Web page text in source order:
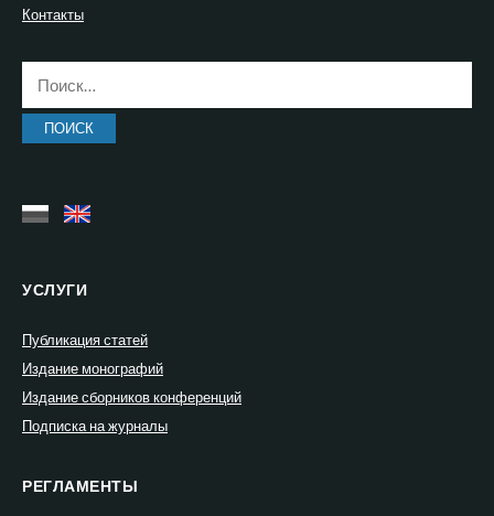
Контакты
УСЛУГИ
Публикация статей
Издание монографий
Издание сборников конференций
Подписка на журналы
РЕГЛАМЕНТЫ